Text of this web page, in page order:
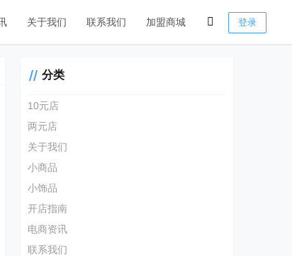
关于我们 联系我们 加盟商城 登录
分类
10元店
两元店
关于我们
小商品
小饰品
开店指南
电商资讯
联系我们